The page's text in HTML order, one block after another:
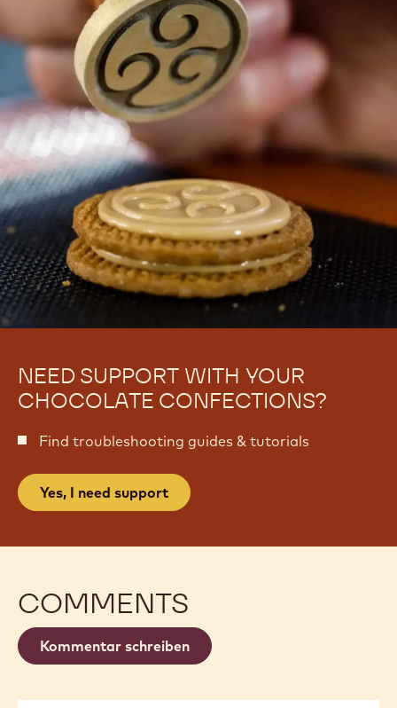
NEED SUPPORT WITH YOUR
CHOCOLATE CONFECTIONS?
Find troubleshooting guides & tutorials
Yes, I need support
COMMENTS
Kommentar schreiben